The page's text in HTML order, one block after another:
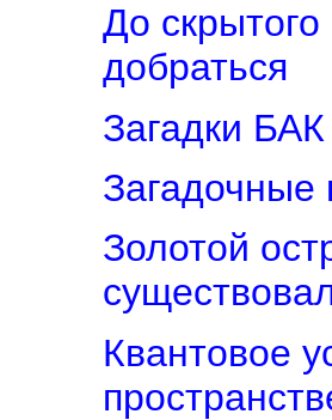
До
добраться
Загадки
Загадочные
Золотой
Квантовое